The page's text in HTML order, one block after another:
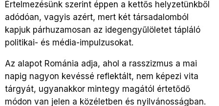
Értelmezésünk szerint éppen a kettős helyzetünkből
adódóan, vagyis azért, mert két társadalomból
kapjuk párhuzamosan az idegengyűlöletet tápláló
politikai- és média-impulzusokat.
Az alapot Románia adja, ahol a rasszizmus a mai
napig nagyon kevéssé reflektált, nem képezi vita
tárgyát, ugyanakkor mintegy magától értetődő
módon van jelen a közéletben és nyilvánosságban.